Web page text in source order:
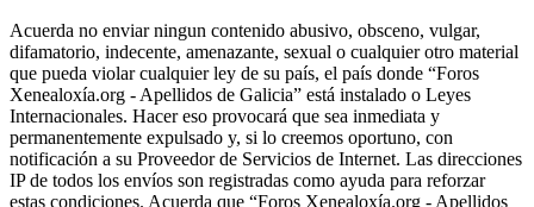
Acuerda no enviar ningun contenido abusivo, obsceno, vulgar,
difamatorio, indecente, amenazante, sexual o cualquier otro material
que pueda violar cualquier ley de su país, el país donde “Foros
Xenealoxía.org - Apellidos de Galicia” está instalado o Leyes
Internacionales. Hacer eso provocará que sea inmediata y
permanentemente expulsado y, si lo creemos oportuno, con
notificación a su Proveedor de Servicios de Internet. Las direcciones
IP de todos los envíos son registradas como ayuda para reforzar
estas condiciones. Acuerda que “Foros Xenealoxía.org - Apellidos